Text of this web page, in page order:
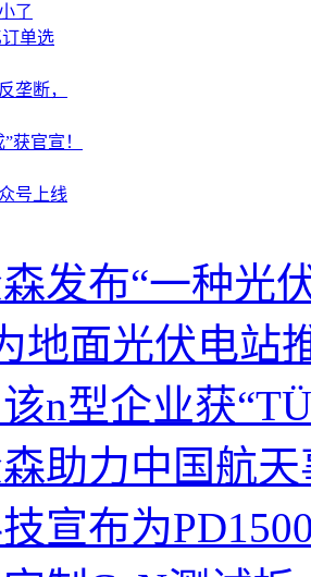
了
单选
垄断，
获官宣！
号上线
发布“一种光
地面光伏电站
n型企业获
助力中国航
宣布为